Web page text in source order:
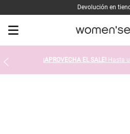
Devolución en
¡APROVECHA EL SALE! Hasta